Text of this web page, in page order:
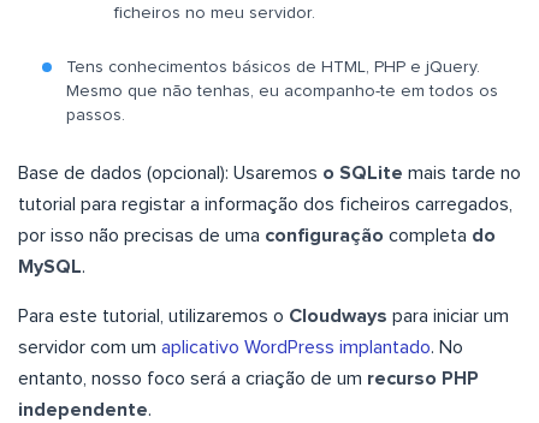
ficheiros no meu servidor.
Tens conhecimentos básicos de HTML, PHP e jQuery.
Mesmo que não tenhas, eu acompanho-te em todos os
passos.
Base de dados (opcional): Usaremos o SQLite mais tarde no
tutorial para registar a informação dos ficheiros carregados,
por isso não precisas de uma configuração completa do
MySQL.
Para este tutorial, utilizaremos o Cloudways para iniciar um
servidor com um aplicativo WordPress implantado. No
entanto, nosso foco será a criação de um recurso PHP
independente.